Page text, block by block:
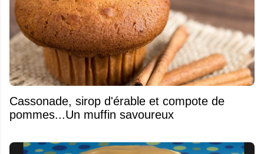
​Cassonade, sirop d'érable et compote de
pommes...Un muffin savoureux